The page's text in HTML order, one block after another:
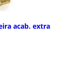
acab. extra